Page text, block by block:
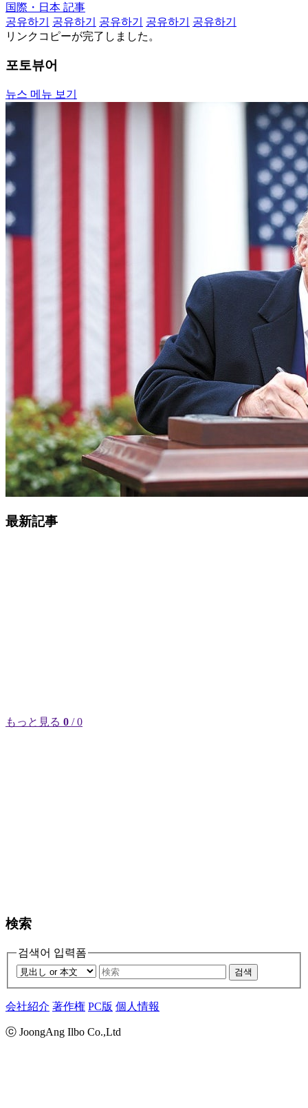
国際・日本 記事
공유하기
공유하기 공유하기 공유하기
공유하기
リンクコピーが完了しました。
포토뷰어
뉴스 메뉴 보기
最新記事
もっと見る 0 / 0
検索
검색어 입력폼
검색
会社紹介 著作権 PC版 個人情報
ⓒ JoongAng Ilbo Co.,Ltd